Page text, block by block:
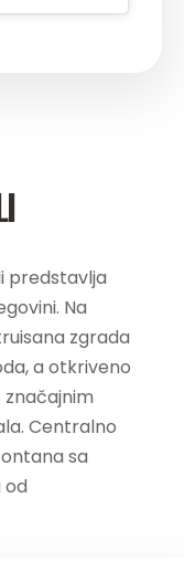
predstavlja
Na
zgrada
a otkriveno
značajnim
Centralno
sa
od